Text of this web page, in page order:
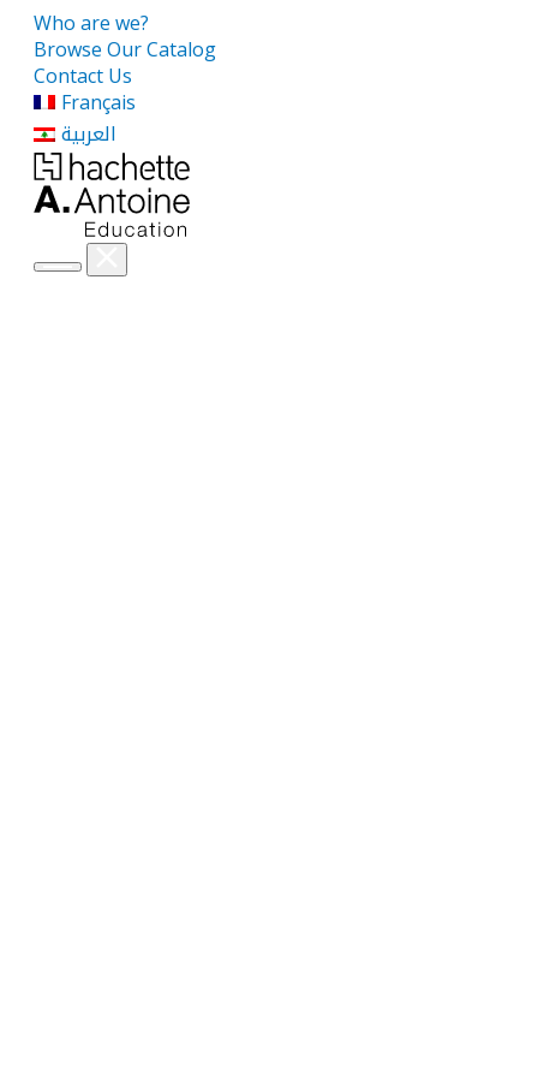
Who are we?
Browse Our Catalog
Contact Us
Français
العربية